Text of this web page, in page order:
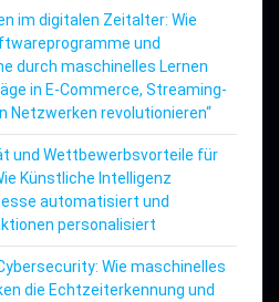
im digitalen Zeitalter: Wie
und
durch maschinelles Lernen
in E-Commerce, Streaming-
Netzwerken revolutionieren“
und Wettbewerbsvorteile für
Künstliche Intelligenz
automatisiert und
personalisiert
Wie maschinelles
die Echtzeiterkennung und